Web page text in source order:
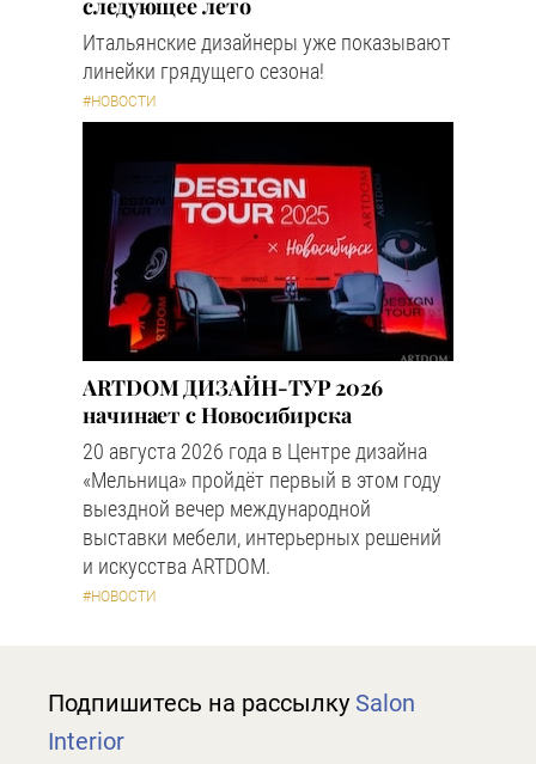
следующее лето
Итальянские дизайнеры уже показывают
линейки грядущего сезона!
#НОВОСТИ
ARTDOM ДИЗАЙН-ТУР 2026
начинает с Новосибирска
20 августа 2026 года в Центре дизайна
«Мельница» пройдёт первый в этом году
выездной вечер международной
выставки мебели, интерьерных решений
и искусства ARTDOM.
#НОВОСТИ
Подпишитесь на рассылку Salon
Interior